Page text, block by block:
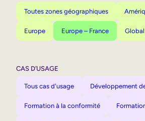
Toutes zones géographiques
Europe Europe – France Global
CAS D’USAGE
Tous cas d'usage Développement
Formation à la conformité